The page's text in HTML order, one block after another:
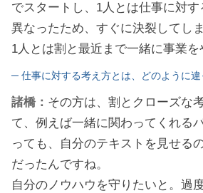
でスタートし、1人とは仕事に対す
異なったため、すぐに決裂してし
1人とは割と最近まで一緒に事業を
─ 仕事に対する考え方とは、どのように違
諸橋： その方は、割とクローズな
て、例えば一緒に関わってくれる
っても、自分のテキストを見せる
だったんですね。
自分のノウハウを守りたいと。過